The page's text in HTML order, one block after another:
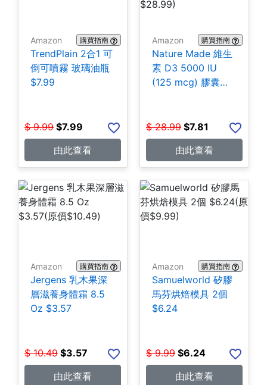
Amazon 購買指南
TrendPlain 2合1 可
倒可噴霧 玻璃油瓶
$7.99
$ 9.99 $7.99
由此查看
Amazon 購買指南
Nature Made 維生
素 D3 5000 IU
(125 mcg) 膠囊
$ 28.99 $7.81
由此查看
Amazon 購買指南
Jergens 乳木果深
層滋養身體霜 8.5
Oz $3.57
$ 10.49 $3.57
由此查看
Amazon 購買指南
Samuelworld 矽膠
馬芬烘焙模具 2個
$6.24
$ 9.99 $6.24
由此查看